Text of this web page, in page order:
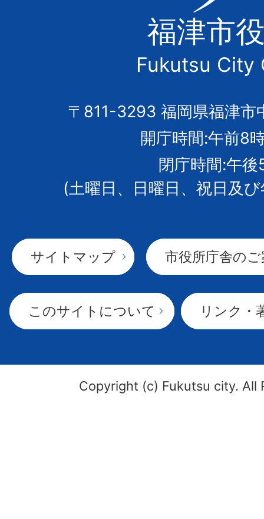
津
市
の
市
章
福津市
Fukutsu City
〒811-3293 福岡県福津市
開庁時間:午前8
閉庁時間:午後
(土曜日、日曜日、祝日及
サイトマップ 市役所庁舎の
このサイトについて リンク・
Copyright (c) Fukutsu city. All